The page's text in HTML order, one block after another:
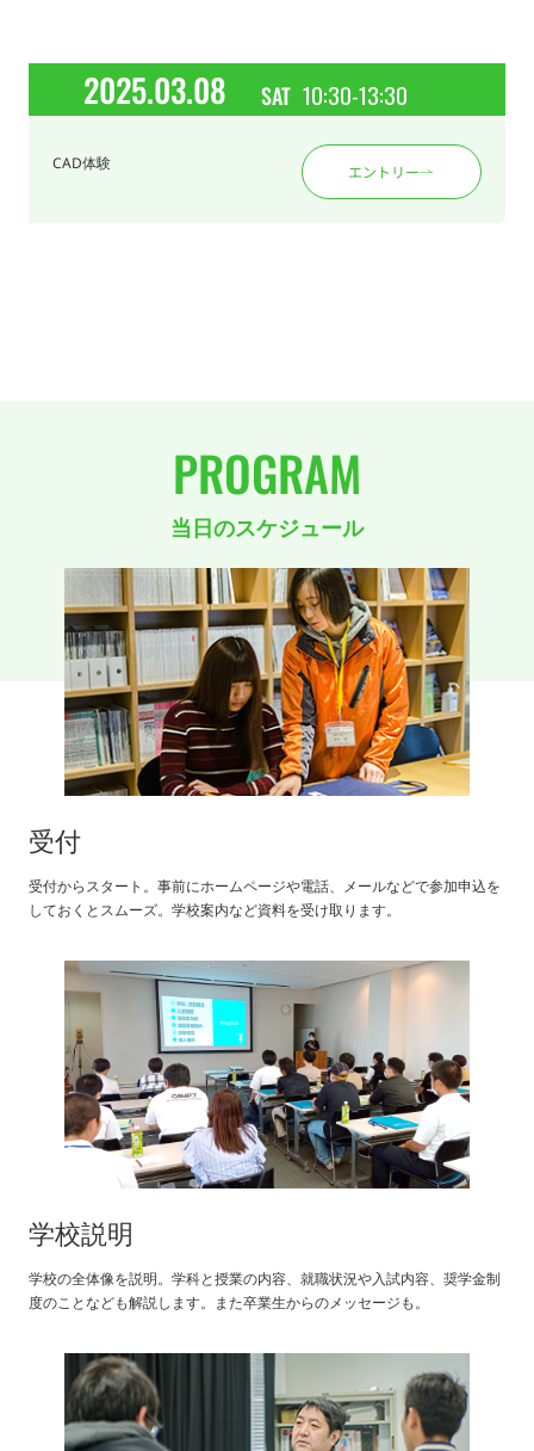
2025.03.08 SAT 10:30-13:30
CAD体験 エントリー
PROGRAM
当日のスケジュール​
受付
受付からスタート。事前にホームページや電話、メールなどで参加申込を
しておくとスムーズ。学校案内など資料を受け取ります。
学校説明
学校の全体像を説明。学科と授業の内容、就職状況や入試内容、奨学金制
度のことなども解説します。また卒業生からのメッセージも。